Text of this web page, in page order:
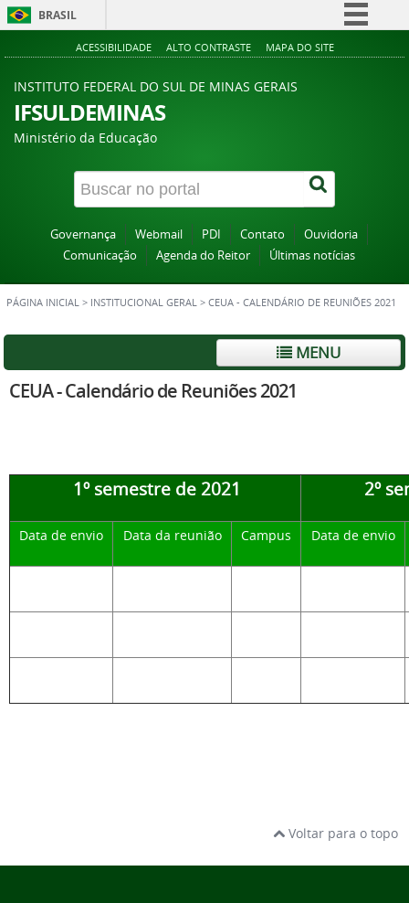
BRASIL
Simplifique!
ACESSIBILIDADE ALTO CONTRASTE MAPA DO SITE
INSTITUTO FEDERAL DO SUL DE MINAS GERAIS
IFSULDEMINAS
Ministério da Educação
Governança Webmail PDI Contato
Ouvidoria
Comunicação
Agenda do Reitor Últimas notícias
PÁGINA INICIAL > INSTITUCIONAL GERAL > CEUA - CALENDÁRIO DE REUNIÕES 2021
MENU
CEUA - Calendário de Reuniões 2021
1º semestre de 2021 2º
Data de envio Data da reunião Campus Data de envio
Voltar para o topo